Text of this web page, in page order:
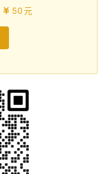
 50元